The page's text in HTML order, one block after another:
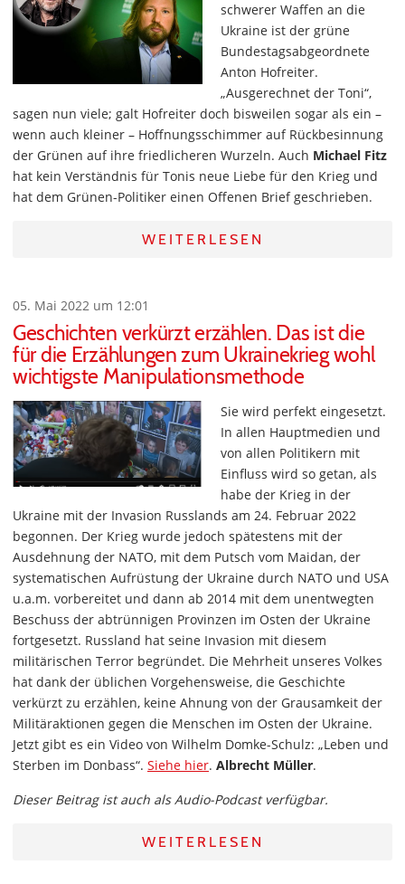
schwerer Waffen an die
Ukraine ist der grüne
Bundestagsabgeordnete
Anton Hofreiter.
„Ausgerechnet der Toni“,
sagen nun viele; galt Hofreiter doch bisweilen sogar als ein –
wenn auch kleiner – Hoffnungsschimmer auf Rückbesinnung
der Grünen auf ihre friedlicheren Wurzeln. Auch Michael Fitz
hat kein Verständnis für Tonis neue Liebe für den Krieg und
hat dem Grünen-Politiker einen Offenen Brief geschrieben.
WEITERLESEN
05. Mai 2022 um 12:01
Geschichten verkürzt erzählen. Das ist die
für die Erzählungen zum Ukrainekrieg wohl
wichtigste Manipulationsmethode
Sie wird perfekt eingesetzt.
In allen Hauptmedien und
von allen Politikern mit
Einfluss wird so getan, als
habe der Krieg in der
Ukraine mit der Invasion Russlands am 24. Februar 2022
begonnen. Der Krieg wurde jedoch spätestens mit der
Ausdehnung der NATO, mit dem Putsch vom Maidan, der
systematischen Aufrüstung der Ukraine durch NATO und USA
u.a.m. vorbereitet und dann ab 2014 mit dem unentwegten
Beschuss der abtrünnigen Provinzen im Osten der Ukraine
fortgesetzt. Russland hat seine Invasion mit diesem
militärischen Terror begründet. Die Mehrheit unseres Volkes
hat dank der üblichen Vorgehensweise, die Geschichte
verkürzt zu erzählen, keine Ahnung von der Grausamkeit der
Militäraktionen gegen die Menschen im Osten der Ukraine.
Jetzt gibt es ein Video von Wilhelm Domke-Schulz: „Leben und
Sterben im Donbass“. Siehe hier. Albrecht Müller.
Dieser Beitrag ist auch als Audio-Podcast verfügbar.
WEITERLESEN